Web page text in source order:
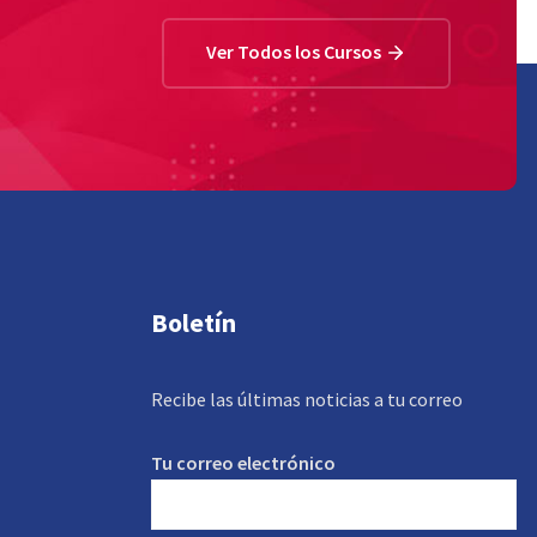
Ver Todos los Cursos
Boletín
Recibe las últimas noticias a tu correo
Tu correo electrónico